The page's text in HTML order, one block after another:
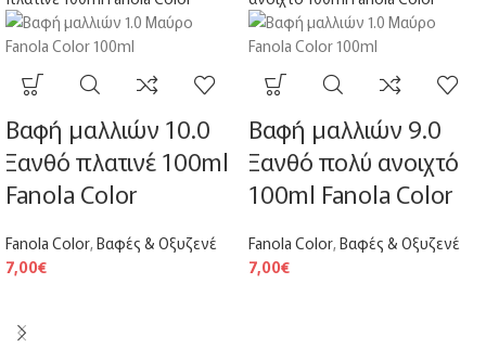
Βαφή μαλλιών 10.0
Ξανθό πλατινέ 100ml
Fanola Color
Fanola Color, Βαφές & Οξυζενέ
7,00€
Βαφή μαλλιών 9.0
Ξανθό πολύ ανοιχτό
100ml Fanola Color
Fanola Color, Βαφές & Οξυζενέ
7,00€